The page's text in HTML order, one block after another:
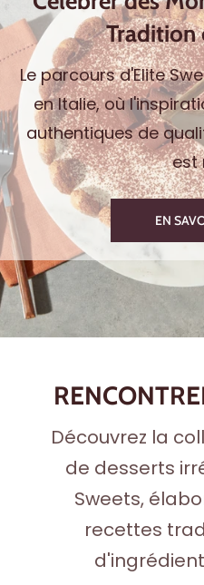
Tradition
Le parcours d'Elite
en Italie, où
authentiques de
est
EN
Découvrez la
de desserts
Sweets,
recettes